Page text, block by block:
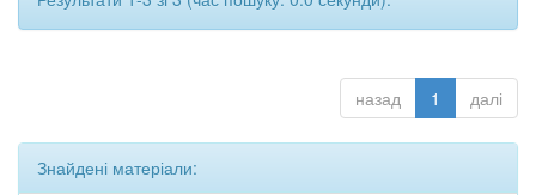
назад 1 далі
Знайдені матеріали: